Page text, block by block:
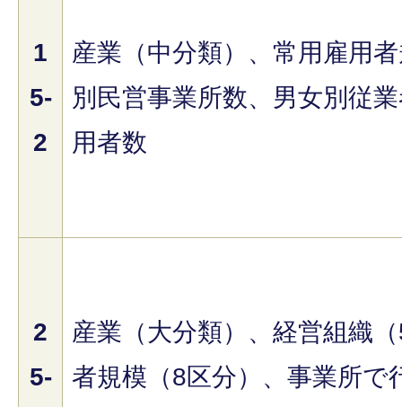
1
5-
2
産業（中分類）、常用雇用
別民営事業所数、男女別従
用者数
2
5-
産業（大分類）、経営組織
者規模（8区分）、事業所で